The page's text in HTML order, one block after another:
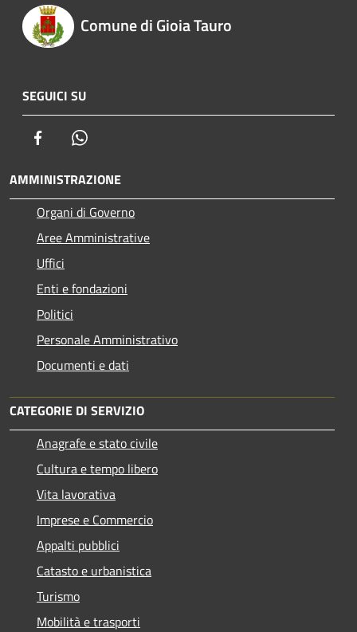
Comune di Gioia Tauro
SEGUICI SU
Facebook
AMMINISTRAZIONE
Organi di Governo
Aree Amministrative
Uffici
Enti e fondazioni
Politici
Personale Amministrativo
Documenti e dati
CATEGORIE DI SERVIZIO
Anagrafe e stato civile
Cultura e tempo libero
Vita lavorativa
Imprese e Commercio
Appalti pubblici
Catasto e urbanistica
Turismo
Mobilità e trasporti